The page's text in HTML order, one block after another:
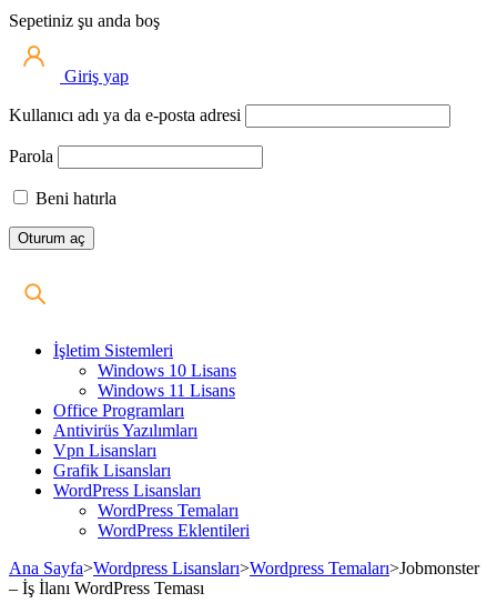
Sepetiniz şu anda boş
Giriş yap
Kullanıcı adı ya da e-posta adresi
Parola
Beni hatırla
İşletim Sistemleri
Windows 10 Lisans
Windows 11 Lisans
Office Programları
Antivirüs Yazılımları
Vpn Lisansları
Grafik Lisansları
WordPress Lisansları
WordPress Temaları
WordPress Eklentileri
Ana Sayfa>Wordpress Lisansları>Wordpress Temaları>Jobmonster
– İş İlanı WordPress Teması